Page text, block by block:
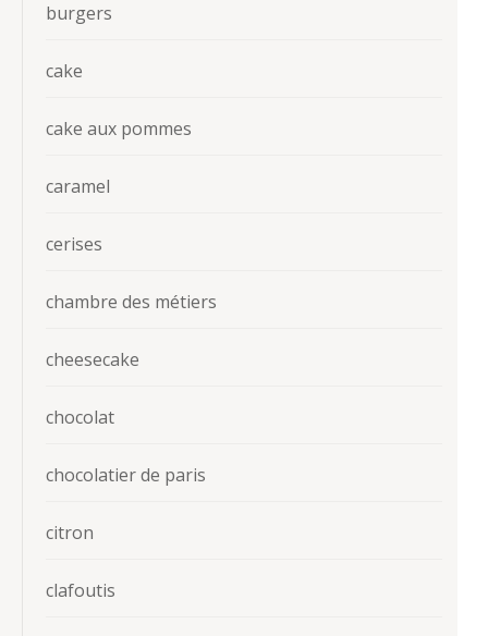
burgers
cake
cake aux pommes
caramel
cerises
chambre des métiers
cheesecake
chocolat
chocolatier de paris
citron
clafoutis